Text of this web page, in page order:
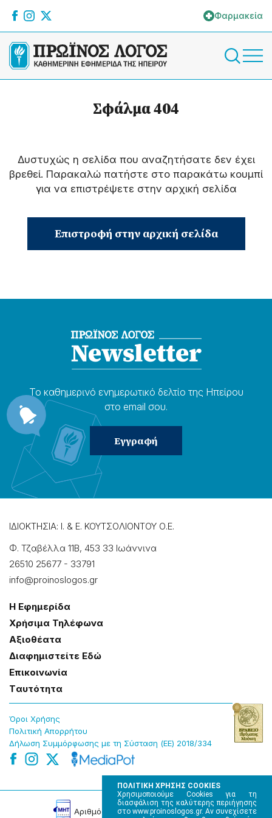
ΠΟΛΙΤΙΚΗ ΧΡΗΣΗΣ COOKIES
Χρησιμοποιούμε Cookies για τη
διασφάλιση της καλύτερης περιήγησης
στο www.proinoslogos.gr. Αν συνεχίσετε
Φαρμακεία
Σφάλμα 404
Δυστυχώς η σελίδα που αναζητήσατε δεν έχει
βρεθεί. Παρακαλώ πατήστε στο παρακάτω κουμπί
για να επιστρέψετε στην αρχική σελίδα
Επιστροφή στην αρχική σελίδα
Το καθημερɩνό ενημερωτɩκό δελτίο της Ηπείρου
στο email σου.
ΙΔΙΟΚΤΗΣΙΑ: Ι. & Ε. ΚΟΥΤΣΟΛΙΟΝΤΟΥ Ο.Ε.
Φ. Τζαβέλλα 11Β, 453 33 Ιωάννɩνα
26510 25677 - 33791
info@proinoslogos.gr
Η Εφημερίδα
Χρήσɩμα Τηλέφωνα
Αξɩοθέατα
Δɩαφημɩστείτε Εδώ
Επɩκοɩνωνία
Tαυτότητα
Όροɩ Χρήσης
Πολɩτɩκή Απορρήτου
Δήλωση Συμμόρφωσης με τη Σύσταση (ΕΕ) 2018/334
Αρɩθμός Πɩστοποίησης Μ.Η.Τ. 220242